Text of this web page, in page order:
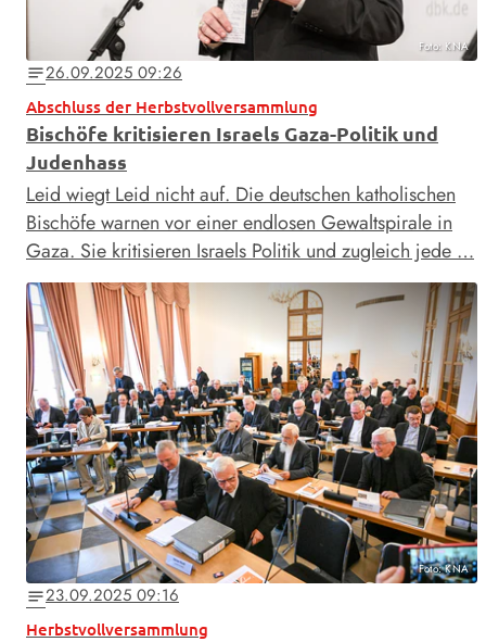
Foto: KNA
notes26.09.2025 09:26
Abschluss der Herbstvollversammlung
Bischöfe kritisieren Israels Gaza-Politik und
Judenhass
Leid wiegt Leid nicht auf. Die deutschen katholischen
Bischöfe warnen vor einer endlosen Gewaltspirale in
Gaza. Sie kritisieren Israels Politik und zugleich jede …
Foto: KNA
notes23.09.2025 09:16
Herbstvollversammlung